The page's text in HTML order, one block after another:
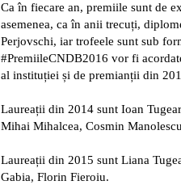
Ca în fiecare an, premiile sunt de
asemenea, ca în anii trecuți,
Perjovschi, iar trofeele sunt sub
#PremiileCNDB2016 vor fi
al instituției și de premianții din
Laureații din 2014 sunt Ioan
Mihai Mihalcea, Cosmin
Laureații din 2015 sunt Liana
Gabia, Florin Fieroiu.